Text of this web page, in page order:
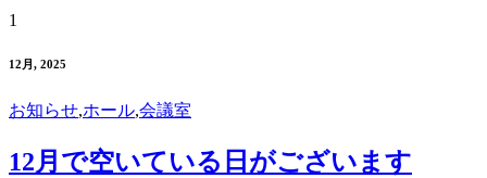
1
12月, 2025
お知らせ,ホール,会議室
12月で空いている日がございます